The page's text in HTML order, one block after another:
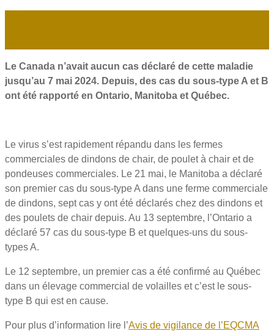
Le Canada n’avait aucun cas déclaré de cette maladie
jusqu’au 7 mai 2024. Depuis, des cas du sous-type A et B
ont été rapporté en Ontario, Manitoba et Québec.
Le virus s’est rapidement répandu dans les fermes
commerciales de dindons de chair, de poulet à chair et de
pondeuses commerciales. Le 21 mai, le Manitoba a déclaré
son premier cas du sous-type A dans une ferme commerciale
de dindons, sept cas y ont été déclarés chez des dindons et
des poulets de chair depuis. Au 13 septembre, l’Ontario a
déclaré 57 cas du sous-type B et quelques-uns du sous-
types A.
Le 12 septembre, un premier cas a été confirmé au Québec
dans un élevage commercial de volailles et c’est le sous-
type B qui est en cause.
Pour plus d’information lire l’Avis de vigilance de l’EQCMA